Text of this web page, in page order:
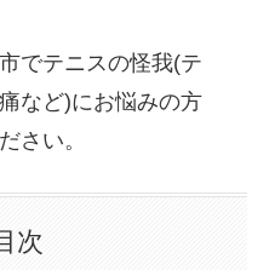
でテニスの怪我(テ
など)にお悩みの方
さい。
次